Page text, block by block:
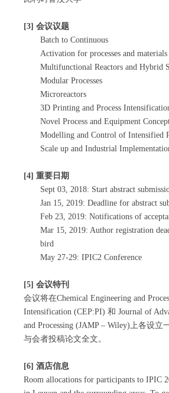
[3] 会议议题
Batch to Continuous
Activation for processes and materials
Multifunctional Reactors and Hybrid
Modular Processes
Microreactors
3D Printing and Process
Novel Process and Equipment
Modelling and Control of Intensified
Scale up and Industrial
[4] 重要日期
Sept 03, 2018: Start abstract
Jan 15, 2019: Deadline for abstract
Feb 23, 2019: Notifications of
Mar 15, 2019: Author registration
bird
May 27-29: IPIC2 Conference
[5] 会议特刊
会议将在Chemical Engineering and
Intensification (CEP:PI) 和 Journal of
and Processing (JAMP – Wiley)上各设立
与会者投稿论文全文。
[6] 酒店信息
Room allocations for participants to IPIC